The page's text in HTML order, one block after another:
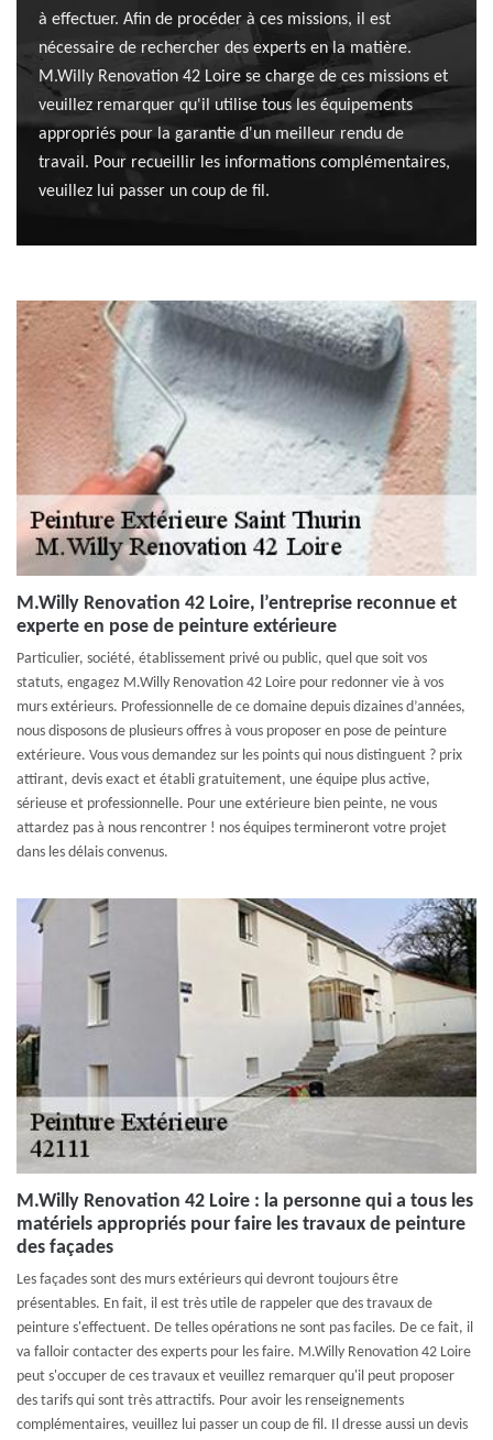
à effectuer. Afin de procéder à ces missions, il est
nécessaire de rechercher des experts en la matière.
M.Willy Renovation 42 Loire se charge de ces missions et
veuillez remarquer qu'il utilise tous les équipements
appropriés pour la garantie d'un meilleur rendu de
travail. Pour recueillir les informations complémentaires,
veuillez lui passer un coup de fil.
M.Willy Renovation 42 Loire, l’entreprise reconnue et
experte en pose de peinture extérieure
Particulier, société, établissement privé ou public, quel que soit vos
statuts, engagez M.Willy Renovation 42 Loire pour redonner vie à vos
murs extérieurs. Professionnelle de ce domaine depuis dizaines d’années,
nous disposons de plusieurs offres à vous proposer en pose de peinture
extérieure. Vous vous demandez sur les points qui nous distinguent ? prix
attirant, devis exact et établi gratuitement, une équipe plus active,
sérieuse et professionnelle. Pour une extérieure bien peinte, ne vous
attardez pas à nous rencontrer ! nos équipes termineront votre projet
dans les délais convenus.
M.Willy Renovation 42 Loire : la personne qui a tous les
matériels appropriés pour faire les travaux de peinture
des façades
Les façades sont des murs extérieurs qui devront toujours être
présentables. En fait, il est très utile de rappeler que des travaux de
peinture s'effectuent. De telles opérations ne sont pas faciles. De ce fait, il
va falloir contacter des experts pour les faire. M.Willy Renovation 42 Loire
peut s'occuper de ces travaux et veuillez remarquer qu'il peut proposer
des tarifs qui sont très attractifs. Pour avoir les renseignements
complémentaires, veuillez lui passer un coup de fil. Il dresse aussi un devis